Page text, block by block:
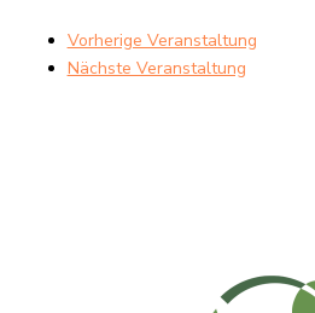
Vorherige Veranstaltung
Nächste Veranstaltung